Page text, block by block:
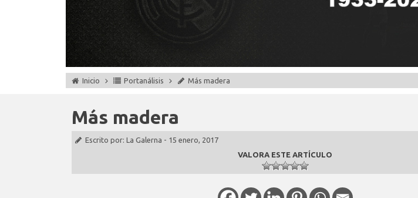
Inicio Portanálisis Más madera
Más madera
Escrito por: La Galerna - 15 enero, 2017
VALORA ESTE ARTÍCULO